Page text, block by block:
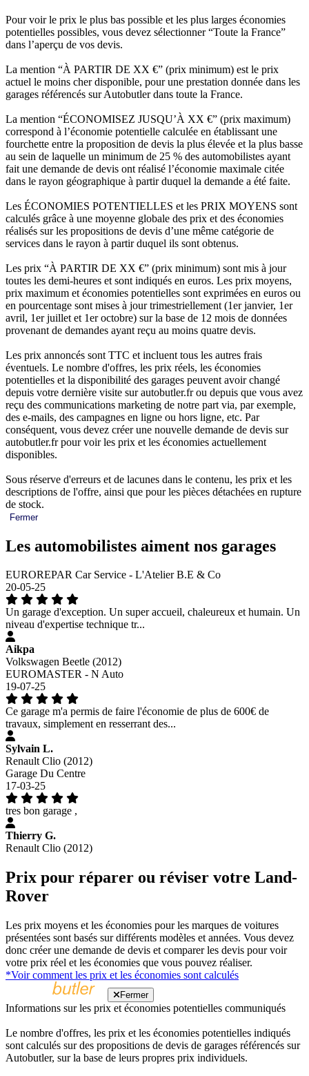
Pour voir le prix le plus bas possible et les plus larges économies
potentielles possibles, vous devez sélectionner “Toute la France”
dans l’aperçu de vos devis.
La mention “À PARTIR DE XX €” (prix minimum) est le prix
actuel le moins cher disponible, pour une prestation donnée dans les
garages référencés sur Autobutler dans toute la France.
La mention “ÉCONOMISEZ JUSQU’À XX €” (prix maximum)
correspond à l’économie potentielle calculée en établissant une
fourchette entre la proposition de devis la plus élevée et la plus basse
au sein de laquelle un minimum de 25 % des automobilistes ayant
fait une demande de devis ont réalisé l’économie maximale citée
dans le rayon géographique à partir duquel la demande a été faite.
Les ÉCONOMIES POTENTIELLES et les PRIX MOYENS sont
calculés grâce à une moyenne globale des prix et des économies
réalisés sur les propositions de devis d’une même catégorie de
services dans le rayon à partir duquel ils sont obtenus.
Les prix “À PARTIR DE XX €” (prix minimum) sont mis à jour
toutes les demi-heures et sont indiqués en euros. Les prix moyens,
prix maximum et économies potentielles sont exprimées en euros ou
en pourcentage sont mises à jour trimestriellement (1er janvier, 1er
avril, 1er juillet et 1er octobre) sur la base de 12 mois de données
provenant de demandes ayant reçu au moins quatre devis.
Les prix annoncés sont TTC et incluent tous les autres frais
éventuels. Le nombre d'offres, les prix réels, les économies
potentielles et la disponibilité des garages peuvent avoir changé
depuis votre dernière visite sur autobutler.fr ou depuis que vous avez
reçu des communications marketing de notre part via, par exemple,
des e-mails, des campagnes en ligne ou hors ligne, etc. Par
conséquent, vous devez créer une nouvelle demande de devis sur
autobutler.fr pour voir les prix et les économies actuellement
disponibles.
Sous réserve d'erreurs et de lacunes dans le contenu, les prix et les
descriptions de l'offre, ainsi que pour les pièces détachées en rupture
de stock.
Fermer
Les automobilistes aiment nos garages
EUROREPAR Car Service - L'Atelier B.E & Co
20-05-25
Un garage d'exception. Un super accueil, chaleureux et humain. Un
niveau d'expertise technique tr...
Aikpa
Volkswagen Beetle (2012)
EUROMASTER - N Auto
19-07-25
Ce garage m'a permis de faire l'économie de plus de 600€ de
travaux, simplement en resserrant des...
Sylvain L.
Renault Clio (2012)
Garage Du Centre
17-03-25
tres bon garage ,
Thierry G.
Renault Clio (2012)
Prix pour réparer ou réviser votre Land-
Rover
Les prix moyens et les économies pour les marques de voitures
présentées sont basés sur différents modèles et années. Vous devez
donc créer une demande de devis et comparer les devis pour voir
votre prix réel et les économies que vous pouvez réaliser.
*Voir comment les prix et les économies sont calculés
Fermer
Informations sur les prix et économies potentielles communiqués
Le nombre d'offres, les prix et les économies potentielles indiqués
sont calculés sur des propositions de devis de garages référencés sur
Autobutler, sur la base de leurs propres prix individuels.